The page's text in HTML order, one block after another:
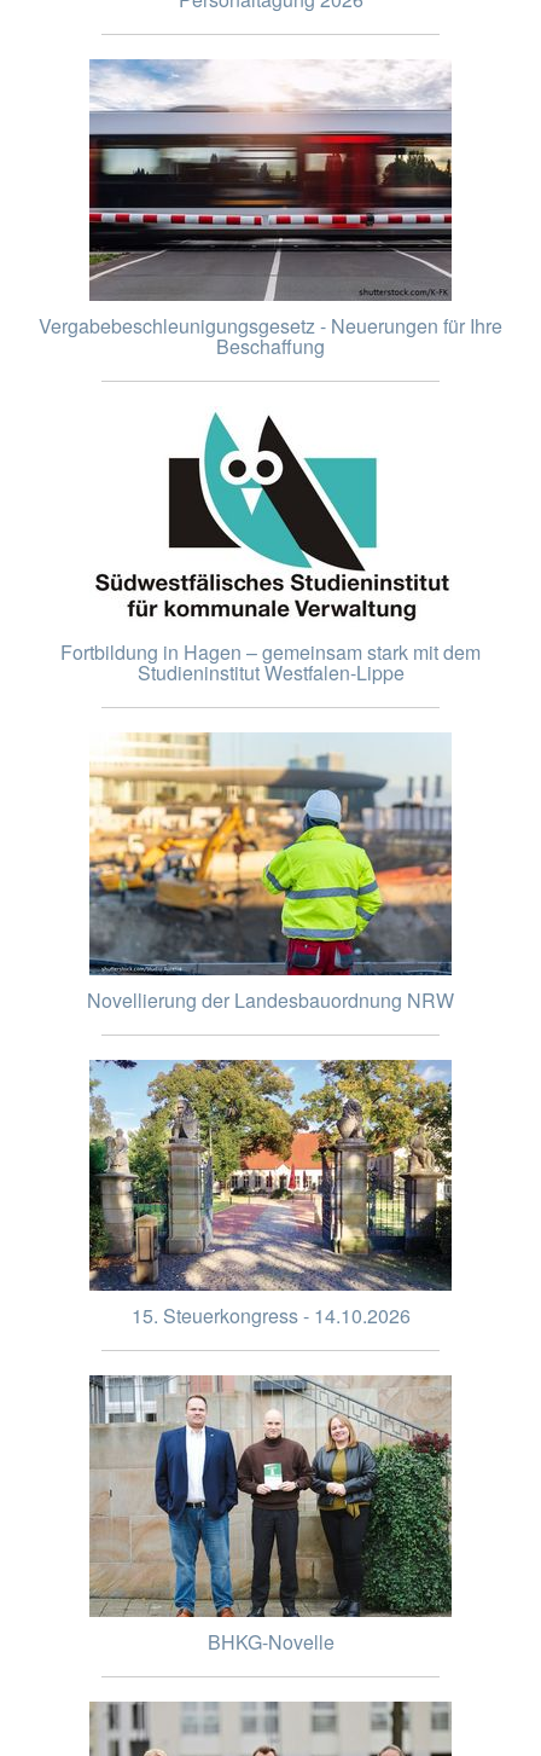
Vergabebeschleunigungsgesetz - Neuerungen für Ihre
Beschaffung
Fortbildung in Hagen – gemeinsam stark mit dem
Studieninstitut Westfalen-Lippe
Novellierung der Landesbauordnung NRW
15. Steuerkongress - 14.10.2026
BHKG-Novelle